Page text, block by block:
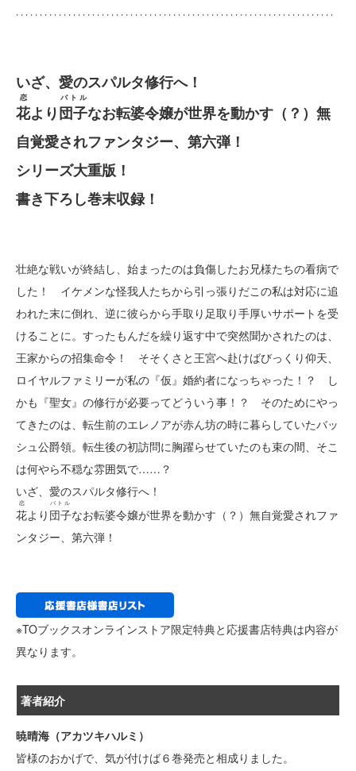
いざ、愛のスパルタ修行へ！
花
恋
より団子
バトル
なお転婆令嬢が世界を動かす（？）無
自覚愛されファンタジー、第六弾！
シリーズ大重版！
書き下ろし巻末収録！
壮絶な戦いが終結し、始まったのは負傷したお兄様たちの看病で
した！ イケメンな怪我人たちから引っ張りだこの私は対応に追
われた末に倒れ、逆に彼らから手取り足取り手厚いサポートを受
けることに。すったもんだを繰り返す中で突然聞かされたのは、
王家からの招集命令！ そそくさと王宮へ赴けばびっくり仰天、
ロイヤルファミリーが私の『仮』婚約者になっちゃった！？ し
かも『聖女』の修行が必要ってどういう事！？ そのためにやっ
てきたのは、転生前のエレノアが赤ん坊の時に暮らしていたバッ
シュ公爵領。転生後の初訪問に胸躍らせていたのも束の間、そこ
は何やら不穏な雰囲気で……？
いざ、愛のスパルタ修行へ！
花
恋
より 団子
バトル
なお転婆令嬢が世界を動かす（？）無自覚愛されファ
ンタジー、第六弾！
※TOブックスオンラインストア限定特典と応援書店特典は内容が
異なります。
著者紹介
暁晴海（アカツキハルミ）
皆様のおかげで、気が付けば６巻発売と相成りました。